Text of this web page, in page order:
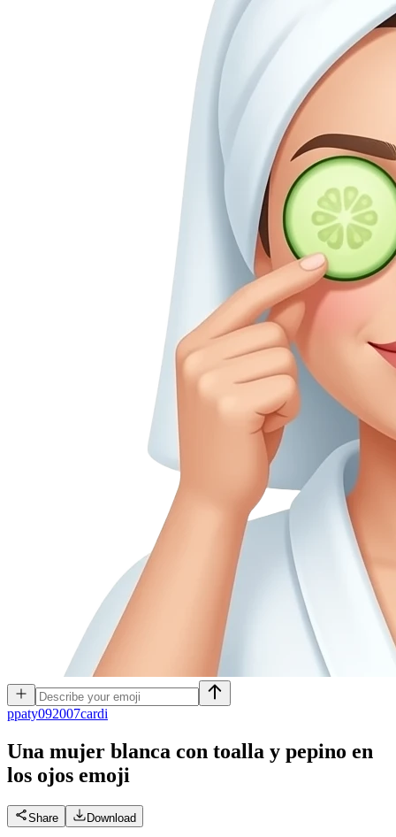
ppaty092007cardi
Una mujer blanca con toalla y pepino en
los ojos emoji
Share Download